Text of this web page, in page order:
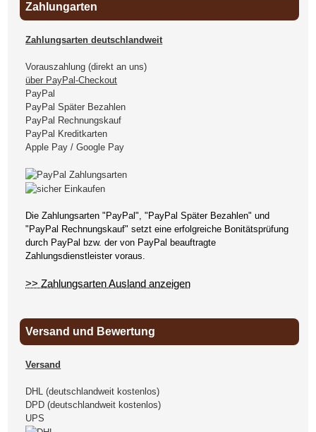
Zahlungarten
Zahlungsarten deutschlandweit
Vorauszahlung (direkt an uns)
über PayPal-Checkout
PayPal
PayPal Später Bezahlen
PayPal Rechnungskauf
PayPal Kreditkarten
Apple Pay / Google Pay
Die Zahlungsarten "PayPal", "PayPal Später Bezahlen" und
"PayPal Rechnungskauf" setzt eine erfolgreiche Bonitätsprüfung
durch PayPal bzw. der von PayPal beauftragte
Zahlungsdienstleister voraus.
>> Zahlungsarten Ausland anzeigen
Versand und Bewertung
Versand
DHL (deutschlandweit kostenlos)
DPD (deutschlandweit kostenlos)
UPS